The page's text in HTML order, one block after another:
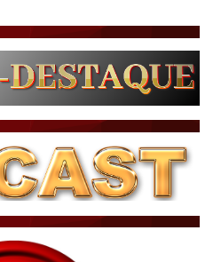
BRASIL DE FATO - ÚLTIMAS NOTÍCIAS